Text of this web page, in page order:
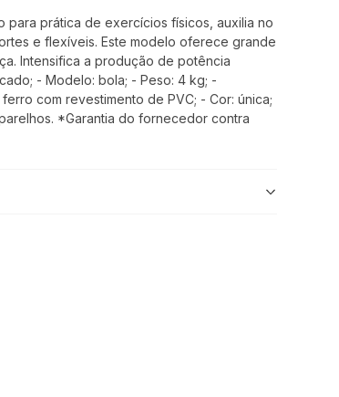
para prática de exercícios físicos, auxilia no
e flexíveis. Este modelo oferece grande
Intensifica a produção de potência
- Modelo: bola; - Peso: 4 kg; -
com revestimento de PVC; - Cor: única;
*Garantia do fornecedor contra